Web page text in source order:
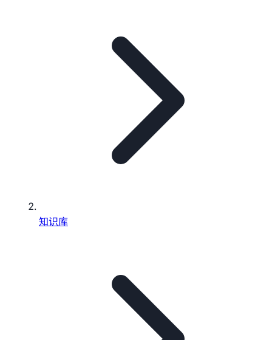
知识库